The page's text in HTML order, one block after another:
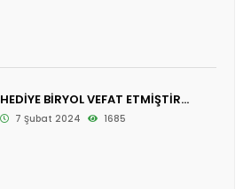
HEDİYE BİRYOL VEFAT ETMİŞTİR...
7 Şubat 2024 1685